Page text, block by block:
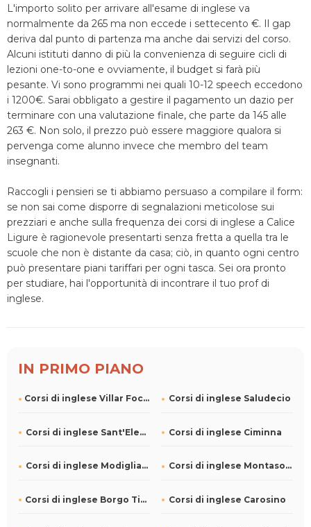
L'importo solito per arrivare all'esame di inglese va
normalmente da 265 ma non eccede i settecento €. Il gap
deriva dal punto di partenza ma anche dai servizi del corso.
Alcuni istituti danno di più la convenienza di seguire cicli di
lezioni one-to-one e ovviamente, il budget si farà più
pesante. Vi sono programmi nei quali 10-12 speech eccedono
i 1200€. Sarai obbligato a gestire il pagamento un dazio per
terminare con una valutazione finale, che parte da 145 alle
263 €. Non solo, il prezzo può essere maggiore qualora si
pervenga come alunno invece che membro del team
insegnanti.
Raccogli i pensieri se ti abbiamo persuaso a compilare il form:
se non sai come disporre di segnalazioni meticolose sui
prezziari e anche sulla frequenza dei corsi di inglese a Calice
Ligure è ragionevole presentarti senza fretta a quella tra le
scuole che non è distante da casa; ciò, in quanto ogni centro
può presentare piani tariffari per ogni tasca. Sei ora pronto
per studiare, hai l'opportunità di incontrare il tuo prof di
inglese.
IN PRIMO PIANO
Corsi di inglese Villar Focchiardo Corsi di inglese Saludecio
Corsi di inglese Sant'Elena Corsi di inglese Ciminna
Corsi di inglese Modigliana Corsi di inglese Montasola
Corsi di inglese Borgo Ticino Corsi di inglese Carosino